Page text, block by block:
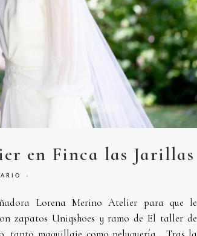
en Finca las Jarillas
Lorena Merino Atelier para que le
zapatos Uniqshoes y ramo de El taller de